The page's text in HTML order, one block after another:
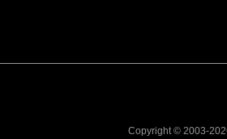
Copyright © 2003-